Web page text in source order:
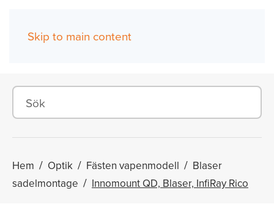
Skip to main content
Hem Optik Fästen vapenmodell
Blaser
sadelmontage
Innomount QD, Blaser, InfiRay Rico